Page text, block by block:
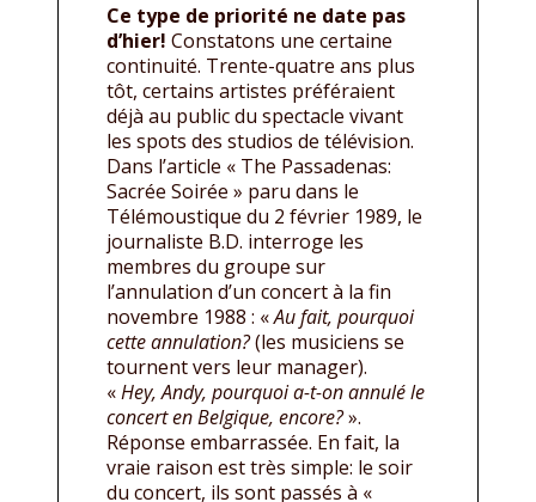
Ce type de priorité ne date pas
d’hier! Constatons une certaine
continuité. Trente-quatre ans plus
tôt, certains artistes préféraient
déjà au public du spectacle vivant
les spots des studios de télévision.
Dans l’article « The Passadenas:
Sacrée Soirée » paru dans le
Télémoustique du 2 février 1989, le
journaliste B.D. interroge les
membres du groupe sur
l’annulation d’un concert à la fin
novembre 1988 : «Au fait, pourquoi
cette annulation?(les musiciens se
tournent vers leur manager).
«Hey, Andy, pourquoi a-t-on annulé le
concert en Belgique, encore?».
Réponse embarrassée. En fait, la
vraie raison est très simple: le soir
du concert, ils sont passés à «